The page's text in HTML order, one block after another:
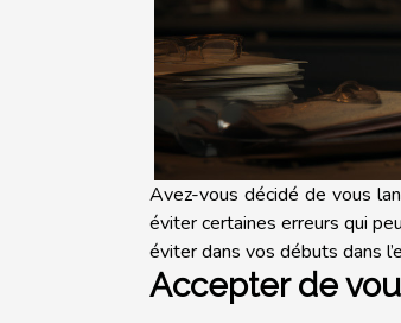
Avez-vous décidé de vous
éviter certaines erreurs qui
éviter dans vos débuts dans
Accepter de